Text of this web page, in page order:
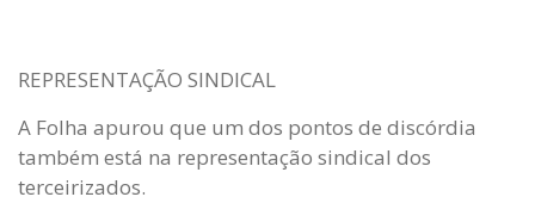
REPRESENTAÇÃO SINDICAL
A Folha apurou que um dos pontos de discórdia
também está na representação sindical dos
terceirizados.